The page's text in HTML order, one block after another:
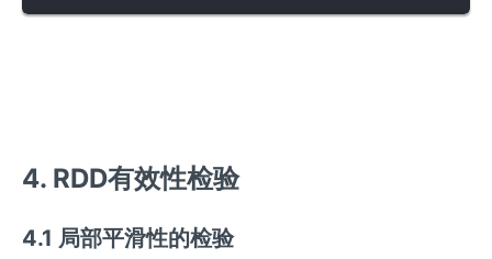
4. RDD有效性检验
4.1 局部平滑性的检验